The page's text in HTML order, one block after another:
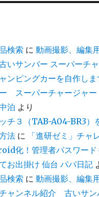
検索 に動画撮影、編集
いサンバー スーパーチ
ンピングカーを自作しま
スーパーチャージャ
泊 より
チ３（TAB-A04-BR3）
法 に
「進研ゼミ」チャ
化！管理者パスワード
お出掛け 仙台 パパ日記
検索 に動画撮影、編集
ャンネル紹介 古いサン